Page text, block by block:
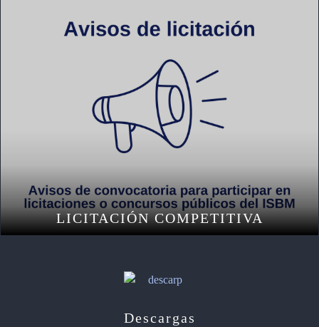
LICITACIÓN COMPETITIVA
Descargas